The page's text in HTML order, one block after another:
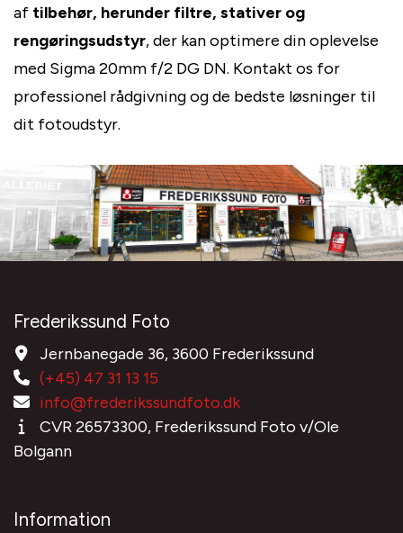
af tilbehør, herunder filtre, stativer og
rengøringsudstyr, der kan optimere din oplevelse
med Sigma 20mm f/2 DG DN. Kontakt os for
professionel rådgivning og de bedste løsninger til
dit fotoudstyr.
Frederikssund Foto
Jernbanegade 36, 3600 Frederikssund
(+45) 47 31 13 15
info@frederikssundfoto.dk
CVR 26573300, Frederikssund Foto v/Ole
Bolgann
Information